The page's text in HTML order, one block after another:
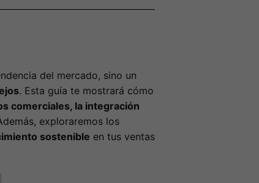
del mercado, sino un
. Esta guía te mostrará cómo
comerciales, la integración
exploraremos los
sostenible en tus ventas